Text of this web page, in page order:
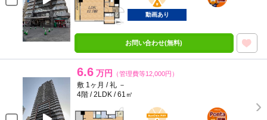
動画あり
お問い合わせ(無料)
6.6 万円 （管理費等12,000円）
敷 1ヶ月 / 礼 －
4階 / 2LDK / 61㎡
BunChinPAY
ポンタ
部屋